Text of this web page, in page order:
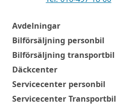
Öppettider
Avdelningar
Bilförsäljning personbil
Bilförsäljning transportbil
Däckcenter
Servicecenter personbil
Servicecenter Transportbil